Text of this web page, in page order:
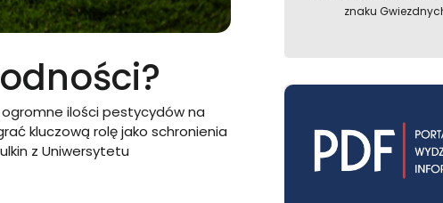
ilości pestycydów na
kluczową rolę jako schronienia
z Uniwersytetu
znaku